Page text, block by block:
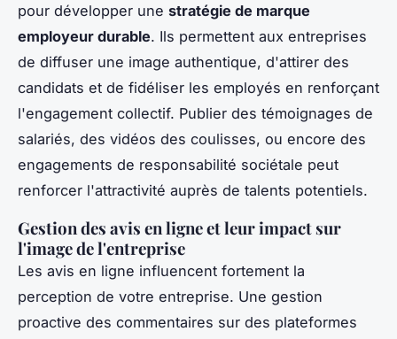
pour développer une stratégie de marque
employeur durable. Ils permettent aux entreprises
de diffuser une image authentique, d'attirer des
candidats et de fidéliser les employés en renforçant
l'engagement collectif. Publier des témoignages de
salariés, des vidéos des coulisses, ou encore des
engagements de responsabilité sociétale peut
renforcer l'attractivité auprès de talents potentiels.
Gestion des avis en ligne et leur impact sur
l'image de l'entreprise
Les avis en ligne influencent fortement la
perception de votre entreprise. Une gestion
proactive des commentaires sur des plateformes